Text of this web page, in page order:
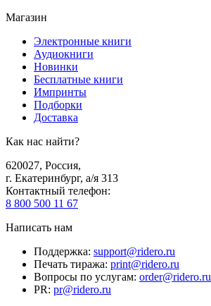
Магазин
Электронные книги
Аудиокниги
Новинки
Бесплатные книги
Импринты
Подборки
Доставка
Как нас найти?
620027, Россия,
г. Екатеринбург, а/я 313
Контактный телефон:
8 800 500 11 67
Написать нам
Поддержка: support@ridero.ru
Печать тиража: print@ridero.ru
Вопросы по услугам: order@ridero.ru
PR: pr@ridero.ru